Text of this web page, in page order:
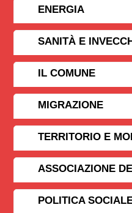
ENERGIA
SANITÀ E
IL COMUNE
MIGRAZIONE
TERRITORIO E
ASSOCIAZIONE
POLITICA